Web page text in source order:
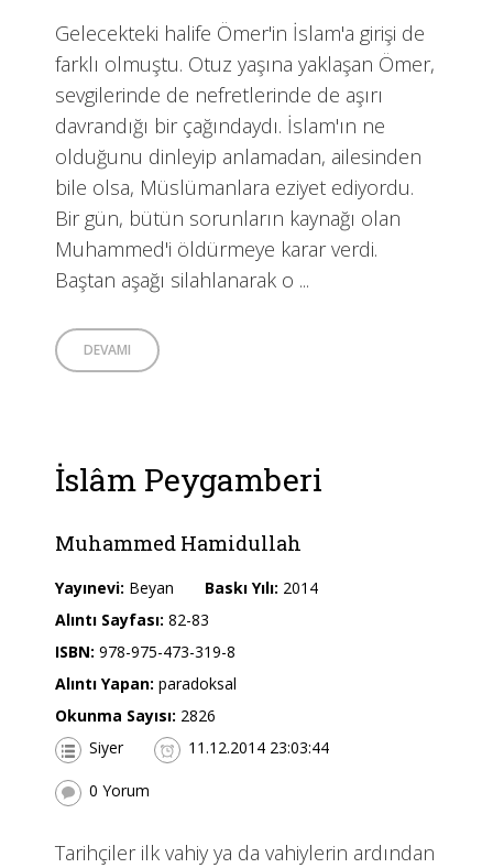
Gelecekteki halife Ömer'in İslam'a girişi de
farklı olmuştu. Otuz yaşına yaklaşan Ömer,
sevgilerinde de nefretlerinde de aşırı
davrandığı bir çağındaydı. İslam'ın ne
olduğunu dinleyip anlamadan, ailesinden
bile olsa, Müslümanlara eziyet ediyordu.
Bir gün, bütün sorunların kaynağı olan
Muhammed'i öldürmeye karar verdi.
Baştan aşağı silahlanarak o ...
DEVAMI
İslâm Peygamberi
Muhammed Hamidullah
Yayınevi: Beyan Baskı Yılı: 2014
Alıntı Sayfası: 82-83
ISBN: 978-975-473-319-8
Alıntı Yapan: paradoksal
Okunma Sayısı: 2826
Siyer
11.12.2014 23:03:44
0 Yorum
Tarihçiler ilk vahiy ya da vahiylerin ardından